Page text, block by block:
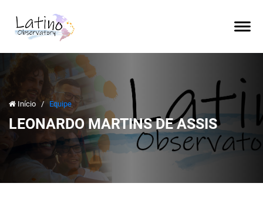
Início / Equipe
LEONARDO MARTINS DE ASSIS